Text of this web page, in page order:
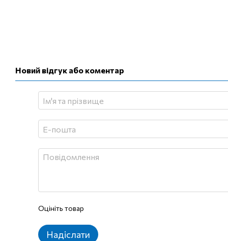
Новий відгук або коментар
Оцініть товар
Надіслати